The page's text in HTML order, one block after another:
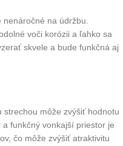
na údržbu.
voči korózii a ľahko sa
skvele a bude funkčná aj
strechou môže zvýšiť hodnotu
funkčný vonkajší priestor je
čo môže zvýšiť atraktivitu